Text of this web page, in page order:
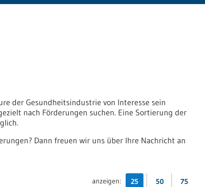
der Gesundheitsindustrie von Interesse sein
nach Förderungen suchen. Eine Sortierung der
Dann freuen wir uns über Ihre Nachricht an
anzeigen: 25 50 75